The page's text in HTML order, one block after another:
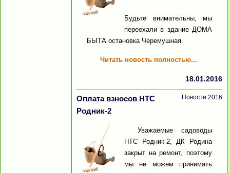
Будьте внимательны, мы
переехали в здание ДОМА
БЫТА остановка Черемушная.
Читать новость полностью...
18.01.2016
Оплата взносов НТС
Родник-2
Новости 2016
Уважаемые садоводы
НТС Родник-2, ДК Родина
закрыт на ремонт, поэтому
мы не можем принимать